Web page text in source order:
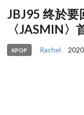
JBJ95 终於
〈JASMIN〉
KPOP Rachel